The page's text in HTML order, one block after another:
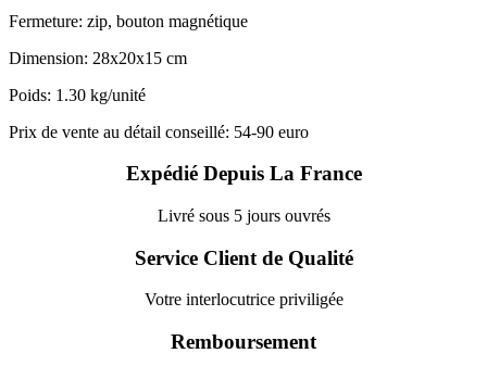
Fermeture: zip, bouton magnétique
Dimension: 28x20x15 cm
Poids: 1.30 kg/unité
Prix de vente au détail conseillé: 54-90 euro
Expédié Depuis La France
Livré sous 5 jours ouvrés
Service Client de Qualité
Votre interlocutrice priviligée
Remboursement